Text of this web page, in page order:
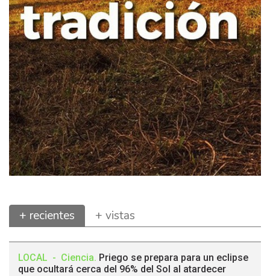
+ recientes + vistas
LOCAL - Ciencia. Priego se prepara para un eclipse
que ocultará cerca del 96% del Sol al atardecer